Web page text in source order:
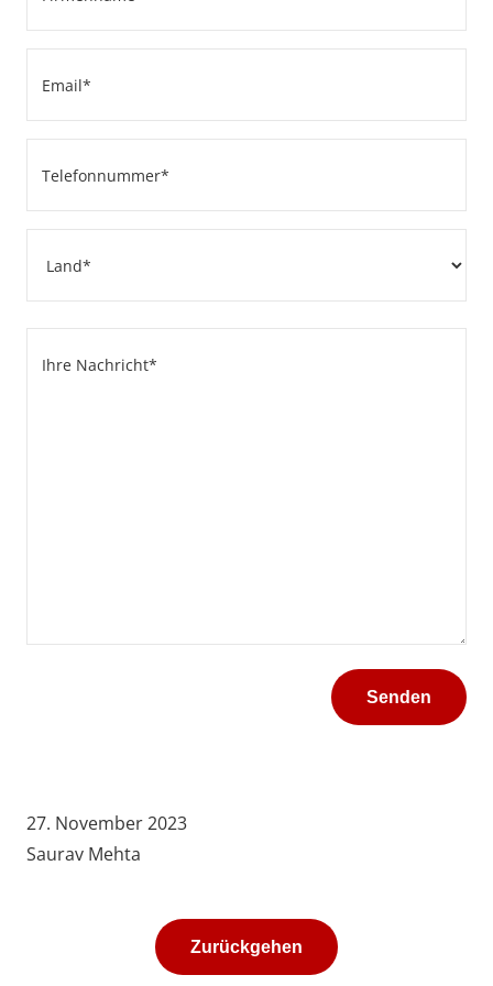
(erforderlich)
(erforderlich)
(erforderlich)
Nachricht
27. November 2023
Saurav Mehta
Zurückgehen